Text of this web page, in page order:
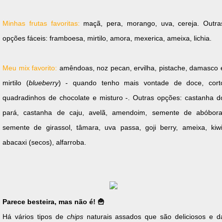
Minhas frutas favoritas: maçã, pera, morango, uva, cereja.
opções fáceis: framboesa, mirtilo, amora, mexerica, ameixa, lichia.
Meu mix favorito: amêndoas, noz pecan, ervilha, pistache, damasco
mirtilo (blueberry) - quando tenho mais vontade de doce,
quadradinhos de chocolate e misturo -. Outras opções: castanha
pará, castanha de caju, avelã, amendoim, semente de
semente de girassol, tâmara, uva passa, goji berry, ameixa,
abacaxi (secos), alfarroba.
Parece besteira, mas não é! 🍟
Há vários tipos de chipsnaturais assados que são deliciosos e